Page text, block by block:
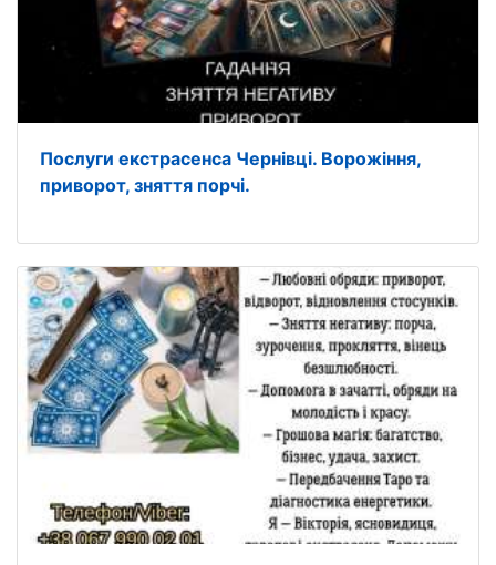
Послуги екстрасенса Чернівці. Ворожіння,
приворот, зняття порчі.